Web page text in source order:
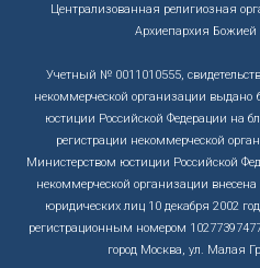
Централизованная религиозная
Архиепархия
Учетный № 0011010555,
некоммерческой организации выдано
юстиции Российской Федерации на
регистрации некоммерческой
Министерством юстиции Российской
некоммерческой организации
юридических лиц 10 декабря 2002
регистрационным номером
город Москва, ул. Малая